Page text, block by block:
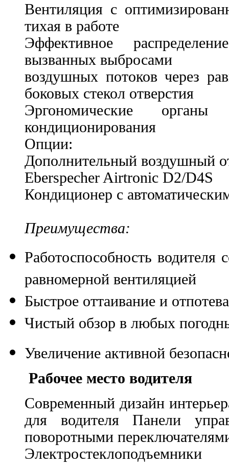
Вентиляция с
тихая в работе
Эффективное
вызванных выбросами
воздушных потоков через
боковых стекол отверстия
Эргономические
кондиционирования
Опции:
Дополнительный воздушный
Eberspecher Airtronic D2/D4S
Кондиционер с
Преимущества:
Работоспособность
равномерной вентиляцией
Быстрое оттаивание и
Чистый обзор в любых
Увеличение активной
Рабочее место водителя
Современный дизайн
для водителя Панели
поворотными